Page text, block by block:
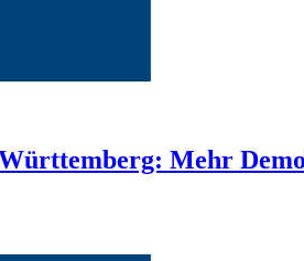
Mehr